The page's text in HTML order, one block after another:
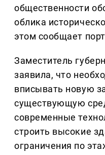
общественности
облика
этом сообщает
Заместитель
заявила, что
вписывать новую
существующую
современные
строить высокие
ограничения по